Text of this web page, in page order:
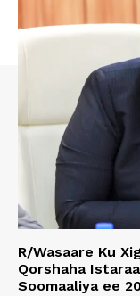
R/Wasaare Ku
Qorshaha
Soomaaliya ee